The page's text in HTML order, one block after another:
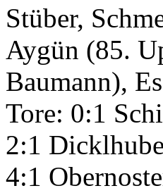
Stüber,
Aygün (85.
Baumann),
Tore: 0:1
2:1
4:1